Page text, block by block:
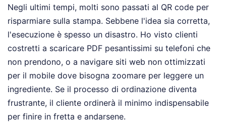
Negli ultimi tempi, molti sono passati al QR code per
risparmiare sulla stampa. Sebbene l'idea sia corretta,
l'esecuzione è spesso un disastro. Ho visto clienti
costretti a scaricare PDF pesantissimi su telefoni che
non prendono, o a navigare siti web non ottimizzati
per il mobile dove bisogna zoomare per leggere un
ingrediente. Se il processo di ordinazione diventa
frustrante, il cliente ordinerà il minimo indispensabile
per finire in fretta e andarsene.